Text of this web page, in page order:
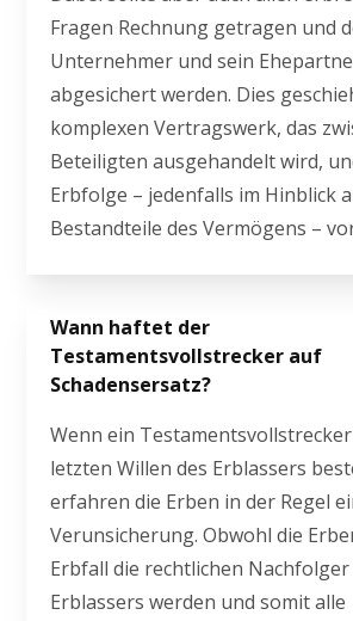
Fragen Rechnung getragen und
Unternehmer und sein
abgesichert werden. Dies
komplexen Vertragswerk, das
Beteiligten ausgehandelt wird,
Erbfolge – jedenfalls im Hinblick
Bestandteile des Vermögens –
Wann haftet der
Testamentsvollstrecker auf
Schadensersatz?
Wenn ein
letzten Willen des Erblassers
erfahren die Erben in der Regel
Verunsicherung. Obwohl die
Erbfall die rechtlichen Nachfolger
Erblassers werden und somit alle